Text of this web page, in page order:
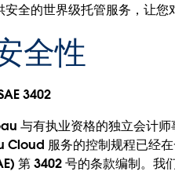
安全的世界级托管服务，让
全性
3402
与有执业资格的独立会计
服务的控制规程已经在
第 3402 号的条款编制。我